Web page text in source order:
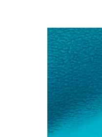
動
画
プ
レ
ー
ヤ
ー